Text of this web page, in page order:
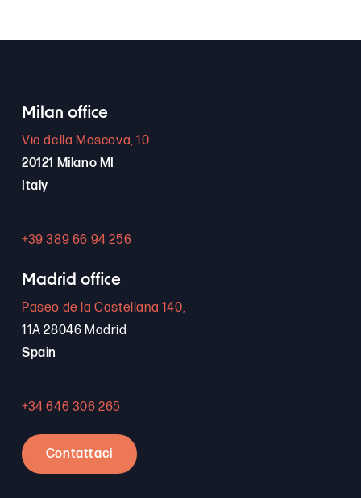
Milan office
Via della Moscova, 10
20121 Milano MI
Italy
+39 389 66 94 256
Madrid office
Paseo de la Castellana 140,
11A 28046 Madrid
Spain
+34 646 306 265
Contattaci